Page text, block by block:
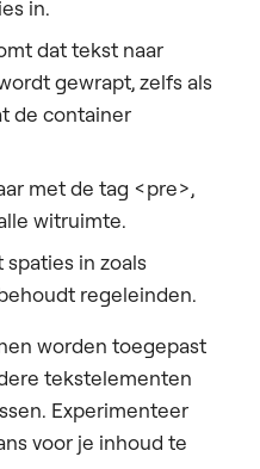
in.
dat tekst naar
gewrapt, zelfs als
de container
met de tag <pre>,
witruimte.
spaties in zoals
regeleinden.
worden toegepast
tekstelementen
Experimenteer
voor je inhoud te